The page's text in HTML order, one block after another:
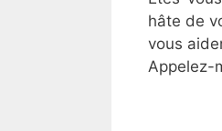
hâte de
vous
Appelez-